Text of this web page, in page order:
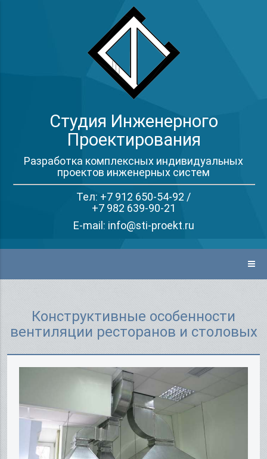
Студия Инженерного
Проектирования
Разработка комплексных индивидуальных
проектов инженерных систем
Тел: +7 912 650-54-92 /
+7 982 639-90-21
E-mail: info@sti-proekt.ru
Конструктивные особенности
вентиляции ресторанов и столовых